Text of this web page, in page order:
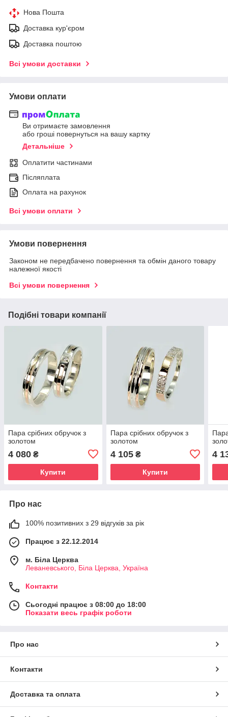
Нова Пошта
Доставка кур'єром
Доставка поштою
Всі умови доставки
Умови оплати
Ви отримаєте замовлення
або гроші повернуться на вашу картку
Детальніше
Оплатити частинами
Післяплата
Оплата на рахунок
Всі умови оплати
Умови повернення
Законом не передбачено повернення та обмін даного товару
належної якості
Всі умови повернення
Подібні товари компанії
Пара срібних обручок з
золотом
4 080 ₴
Купити
Пара срібних обручок з
золотом
4 105₴
Купити
4
Про нас
100% позитивних з 29 відгуків за рік
Працює з 22.12.2014
м. Біла Церква
Леваневського, Біла Церква, Україна
Контакти
Сьогодні працює з 08:00 до 18:00
Показати весь графік роботи
Про нас
Контакти
Доставка та оплата